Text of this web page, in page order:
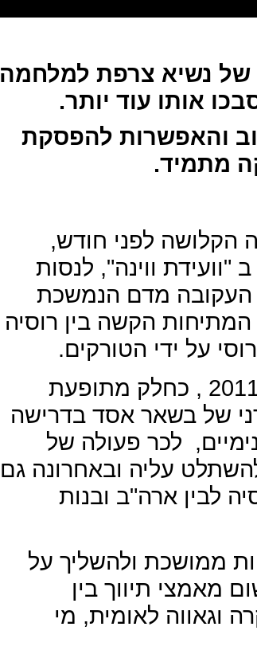
של נשיא צרפת למלחמה
אותו עוד יותר.
והאפשרות להפסקת
מתמיד.
הקלושה לפני חודש,
"וועידת ווינה", לנסות
העקובה מדם הנמשכת
הקשה בין רוסיה
על ידי הטורקים.
סוריה שהמהפכה העממית בה החלה ב2011 , כחלק מתופעת
של בשאר אסד בדרישה
לכר פעולה של
עליה ובאחרונה גם
לבין ארה"ב ובנות
ממושכת ולהשליך על
מאמצי תיווך בין
וגאווה לאומית, מי